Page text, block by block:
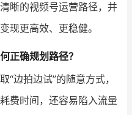
商盟
晰的视频号运营路径，并
现更高效、更稳健。
正确规划路径？
边拍边试”的随意方式，
费时间，还容易陷入流量